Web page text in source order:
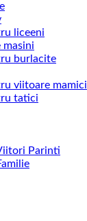
liceeni
masini
burlacite
viitoare mamici
tatici
Parinti